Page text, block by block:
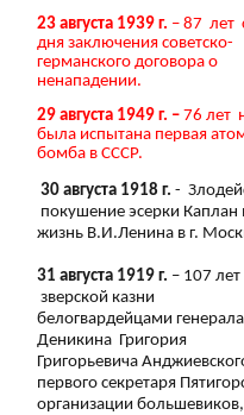
23 августа 1939 г. – 87 лет
дня заключения советско-
германского договора о
ненападении.
29 августа 1949 г. – 76 лет
была испытана первая
бомба в СССР.
30 августа 1918 г. -
покушение эсерки Каплан
жизнь В.И.Ленина в г.
31 августа 1919 г. – 107 лет
зверской казни
белогвардейцами генерала
Деникина Григория
Григорьевича
первого секретаря
организации большевиков,